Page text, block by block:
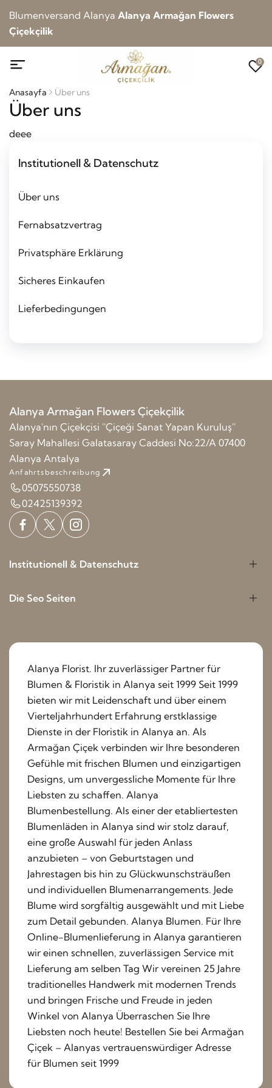
Blumenversand Alanya Alanya Armağan Flowers
Çiçekçilik
0
Anasayfa Über uns
Über uns
deee
Institutionell & Datenschutz
Über uns
Fernabsatzvertrag
Privatsphäre Erklärung
Sicheres Einkaufen
Lieferbedingungen
Alanya Armağan Flowers Çiçekçilik
Alanya'nın Çiçekçisi ''Çiçeği Sanat Yapan Kuruluş''
Saray Mahallesi Galatasaray Caddesi No:22/A 07400
Alanya Antalya
Anfahrtsbeschreibung
05075550738
02425139392
Institutionell & Datenschutz
Die Seo Seiten
Alanya Florist. Ihr zuverlässiger Partner für
Blumen & Floristik in Alanya seit 1999 Seit 1999
bieten wir mit Leidenschaft und über einem
Vierteljahrhundert Erfahrung erstklassige
Dienste in der Floristik in Alanya an. Als
Armağan Çiçek verbinden wir Ihre besonderen
Gefühle mit frischen Blumen und einzigartigen
Designs, um unvergessliche Momente für Ihre
Liebsten zu schaffen. Alanya
Blumenbestellung. Als einer der etabliertesten
Blumenläden in Alanya sind wir stolz darauf,
eine große Auswahl für jeden Anlass
anzubieten – von Geburtstagen und
Jahrestagen bis hin zu Glückwunschsträußen
und individuellen Blumenarrangements. Jede
Blume wird sorgfältig ausgewählt und mit Liebe
zum Detail gebunden. Alanya Blumen. Für Ihre
Online-Blumenlieferung in Alanya garantieren
wir einen schnellen, zuverlässigen Service mit
Lieferung am selben Tag Wir vereinen 25 Jahre
traditionelles Handwerk mit modernen Trends
und bringen Frische und Freude in jeden
Winkel von Alanya Überraschen Sie Ihre
Liebsten noch heute! Bestellen Sie bei Armağan
Çiçek – Alanyas vertrauenswürdiger Adresse
für Blumen seit 1999